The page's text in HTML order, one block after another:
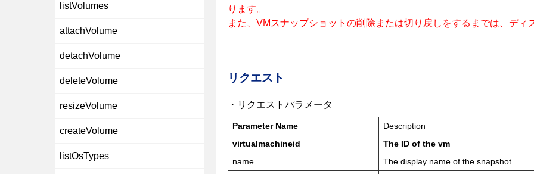
ります。
また、VMスナップショットの削除または切り戻しをするまでは、ディ
リクエスト
・リクエストパラメータ
Parameter Name Description
virtualmachineid
The ID of the vm
name
The display name of the snapshot
listVolumes
attachVolume
detachVolume
deleteVolume
resizeVolume
createVolume
listOsTypes